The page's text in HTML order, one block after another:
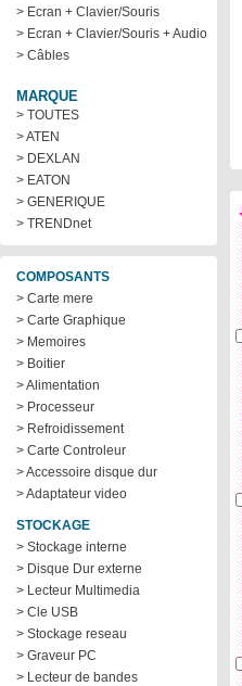
> Ecran + Clavier/Souris
> Ecran + Clavier/Souris + Audio
> Câbles
MARQUE
> TOUTES
> ATEN
> DEXLAN
> EATON
> GENERIQUE
> TRENDnet
COMPOSANTS
> Carte mere
> Carte Graphique
> Memoires
> Boitier
> Alimentation
> Processeur
> Refroidissement
> Carte Controleur
> Accessoire disque dur
> Adaptateur video
STOCKAGE
> Stockage interne
> Disque Dur externe
> Lecteur Multimedia
> Cle USB
> Stockage reseau
> Graveur PC
> Lecteur de bandes